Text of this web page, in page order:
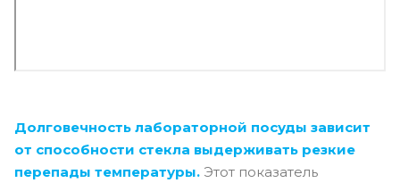
Долговечность лабораторной посуды зависит
от способности стекла выдерживать резкие
перепады температуры. Этот показатель